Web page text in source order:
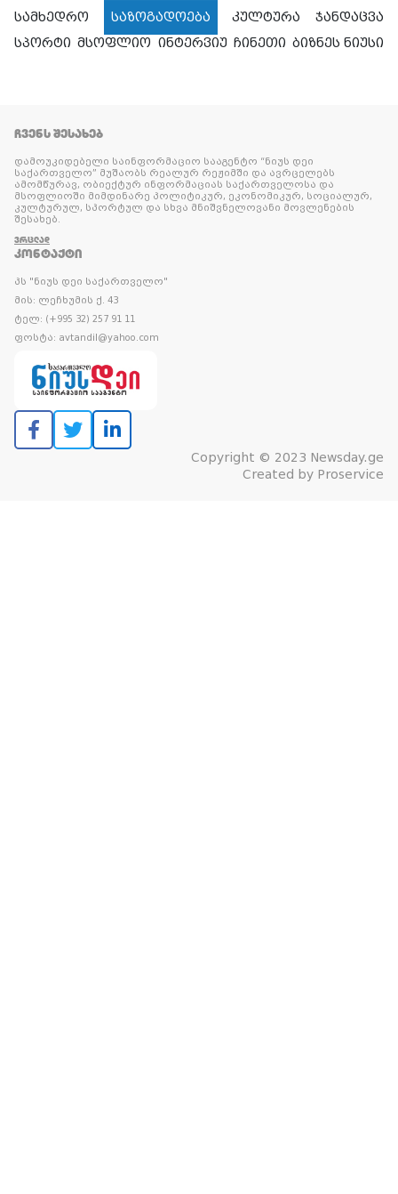
სამხედრო
საზოგადოება კულტურა
ჯანდაცვა
სპორტი მსოფლიო ინტერვიუ ჩინეთი ბიზნეს ნიუსი
ᲩᲕᲔᲜᲡ ᲨᲔᲡᲐᲮᲔᲑ
დამოუკიდებელი საინფორმაციო სააგენტო “ნიუს დეი
საქართველო” მუშაობს რეალურ რეჟიმში და ავრცელებს
ამომწურავ, ობიექტურ ინფორმაციას საქართველოსა და
მსოფლიოში მიმდინარე პოლიტიკურ, ეკონომიკურ, სოციალურ,
კულტურულ, სპორტულ და სხვა მნიშვნელოვანი მოვლენების
შესახებ.
ᲕᲠᲪᲚᲐᲓ
ᲙᲝᲜᲢᲐᲥᲢᲘ
პს "ნიუს დეი საქართველო"
მის: ლეჩხუმის ქ. 43
ტელ: (+995 32) 257 91 11
ფოსტა: avtandil@yahoo.com
Copyright © 2023 Newsday.ge
Created by Proservice